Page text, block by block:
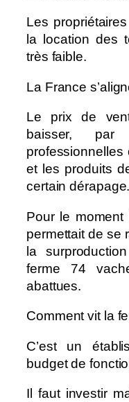
Les
la location des
très faible.
La France
Le prix de
baisser,
et les produits
certain dérapage.
Pour le
permettait de se
la
ferme 74
abattues.
Comment vit la
C’est un
budget de
Il faut investir